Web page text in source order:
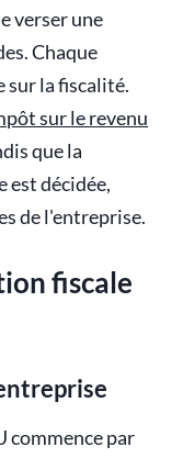
verser une
Chaque
sur la fiscalité.
sur le revenu
que la
est décidée,
de l'entreprise.
fiscale
commence par